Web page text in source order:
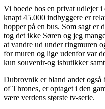
Vi boede hos en privat udlejer
knapt 45.000 indbyggere er
hopper på en bus. Som sagt er
tog det ikke Søren og jeg
at vandre ud under ringmuren
for muren og lige udenfor var
kun souvenir-og isbutikker samt
Dubrovnik er bland andet også
of Thrones, er optaget i den
være verdens største tv-serie.